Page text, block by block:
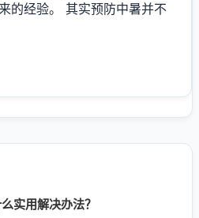
的经验。 其实预防中暑并不
实用解决办法？